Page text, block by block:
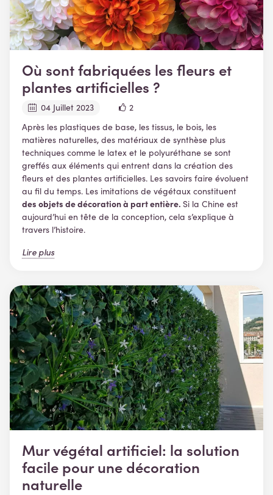
Où sont fabriquées les fleurs et
plantes artificielles ?
04 Juillet 2023
2
Après les plastiques de base, les tissus, le bois, les
matières naturelles, des matériaux de synthèse plus
techniques comme le latex et le polyuréthane se sont
greffés aux éléments qui entrent dans la création des
fleurs et des plantes artificielles. Les savoirs faire évoluent
au fil du temps. Les imitations de végétaux constituent
des objets de décoration à part entière. Si la Chine est
aujourd’hui en tête de la conception, cela s’explique à
travers l’histoire.
Lire plus
Mur végétal artificiel: la solution
facile pour une décoration
naturelle